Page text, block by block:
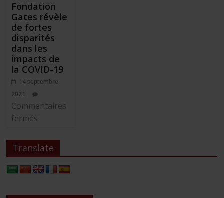
Fondation
Gates révèle
de fortes
disparités
dans les
impacts de
la COVID-19
14 septembre
2021
Commentaires
fermés
rapport
annuel
Goalkeepers
la
Translate